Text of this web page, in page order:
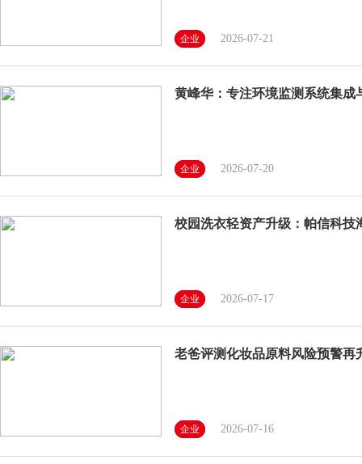
企业 2026-07-21
黄峰华：专注环境监测系统集成
企业 2026-07-20
校园洗衣轻资产升级：帕信科技
企业 2026-07-17
老爸评测化妆品原料风险预警再
企业 2026-07-16